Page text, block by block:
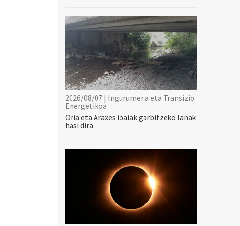
2026/08/07 | Ingurumena eta Transizio
Energetikoa
Oria eta Araxes ibaiak garbitzeko lanak
hasi dira